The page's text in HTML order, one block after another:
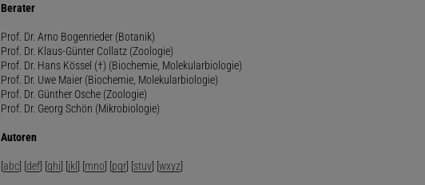
Berater
Prof. Dr. Arno Bogenrieder (Botanik)
Prof. Dr. Klaus-Günter Collatz (Zoologie)
Prof. Dr. Hans Kössel (†) (Biochemie, Molekularbiologie)
Prof. Dr. Uwe Maier (Biochemie, Molekularbiologie)
Prof. Dr. Günther Osche (Zoologie)
Prof. Dr. Georg Schön (Mikrobiologie)
Autoren
[abc] [def] [ghi] [jkl] [mno] [pqr] [stuv] [wxyz]